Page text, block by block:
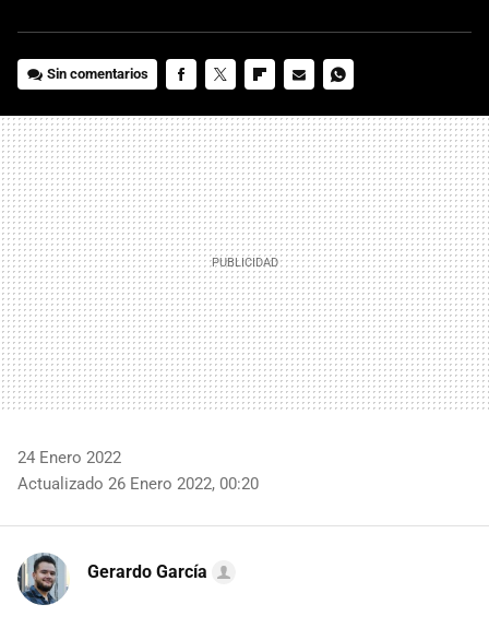
Sin comentarios
MAIL
24 Enero 2022
Actualizado 26 Enero 2022, 00:20
Gerardo García